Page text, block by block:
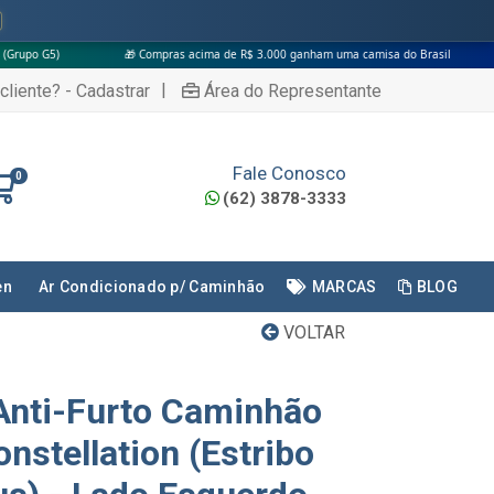
🎁 Compras acima de R$ 3.000 ganham uma camisa do Brasil
- Cadastrar | Área do Representante
0 Fale Conosco
(62) 3878-3333
Ar Condicionado p/ Caminhão MARCAS BLOG
VOLTAR
Furto Caminhão
(Estribo